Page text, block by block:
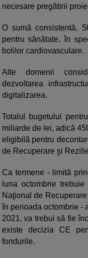
necesare pregătirii
O sumă consistentă,
pentru sănătate, în
bolilor cardiovasculare.
Alte domenii
dezvoltarea
digitalizarea.
Totalul bugetului
miliarde de lei, adică
eligibilă pentru
de Recuperare şi
Ca termene - limită
luna octombrie
Naţional de
în perioada octombrie -
2021, va trebui să fie
existe decizia CE
fondurile.